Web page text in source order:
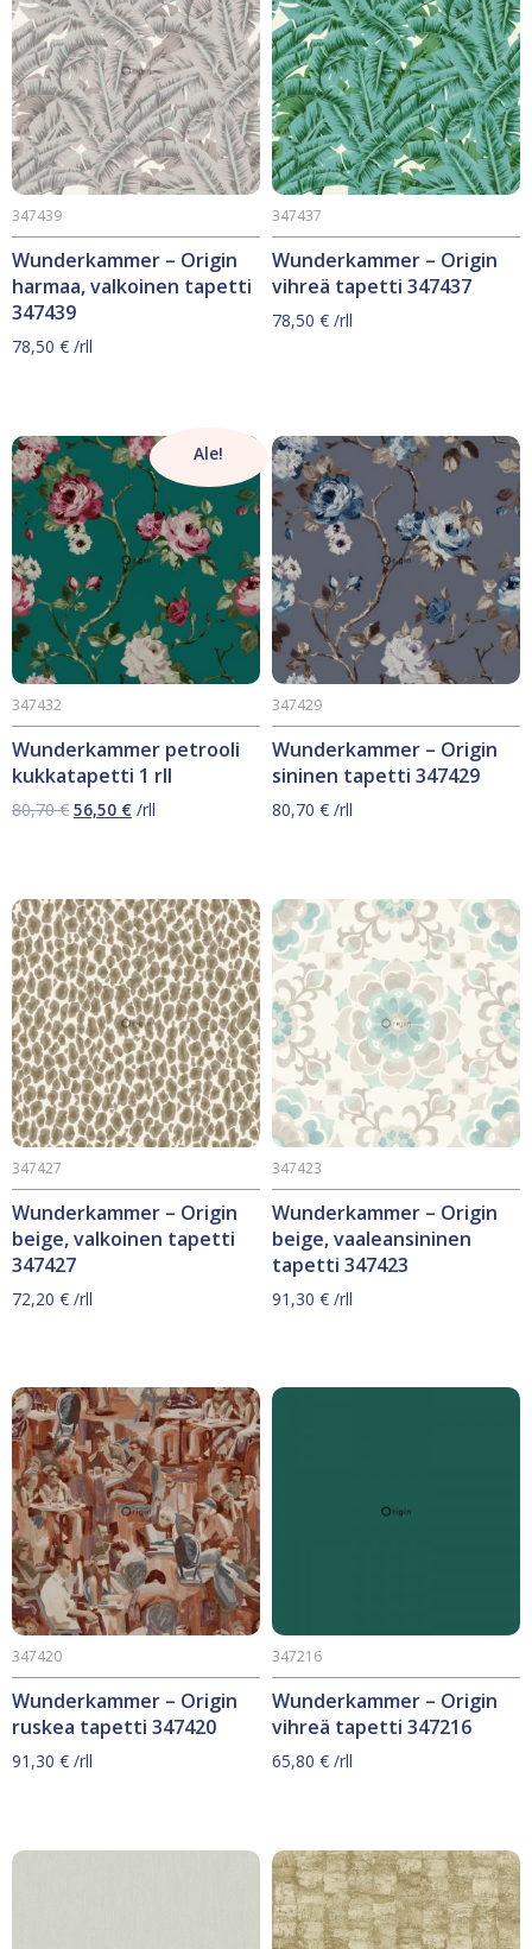
Wunderkammer – Origin
harmaa, valkoinen tapetti
347439
347439
78,50 € /rll
Wunderkammer – Origin
vihreä tapetti 347437
347437
78,50 € /rll
Ale!
Wunderkammer petrooli
kukkatapetti 1 rll
347432
80,70€ Alkuperäinen
56,50 €Nykyinen
/rll
Wunderkammer – Origin
sininen tapetti 347429
347429
80,70 € /rll
Wunderkammer – Origin
beige, valkoinen tapetti
347427
347427
72,20 € /rll
Wunderkammer – Origin
beige, vaaleansininen
tapetti 347423
347423
91,30 € /rll
Wunderkammer – Origin
ruskea tapetti 347420
347420
91,30 € /rll
Wunderkammer – Origin
vihreä tapetti 347216
347216
65,80 € /rll